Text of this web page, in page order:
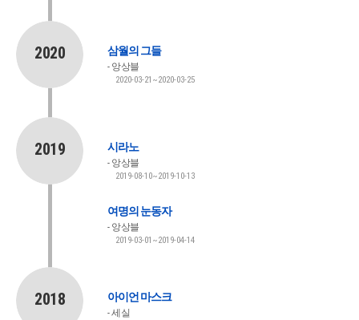
2020 삼월의 그들
앙상블
2020-03-21~2020-03-25
2019 시라노
앙상블
2019-08-10~2019-10-13
여명의 눈동자
앙상블
2019-03-01~2019-04-14
2018 아이언 마스크
세실